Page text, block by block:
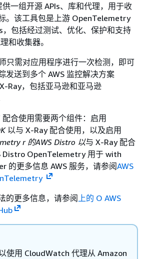
一组开源 APIs、库和代理，用于收
。该工具包是上游 OpenTelemetry
，包括经过测试、优化、保护和支持
和收集器。
只需对应用程序进行一次检测，即可
发送到多个 AWS 监控解决方案
Ray，包括亚马逊和亚马逊
合使用需要两个组件：启用
以与 X-Ray 配合使用，以及启用
r 的AWS Distro 以与 X-Ray 配合
Distro OpenTelemetry 用于 with
的更多信息 AWS 服务，请参阅AWS
的更多信息，请参阅 上的 O AWS
使用 CloudWatch 代理从 Amazon